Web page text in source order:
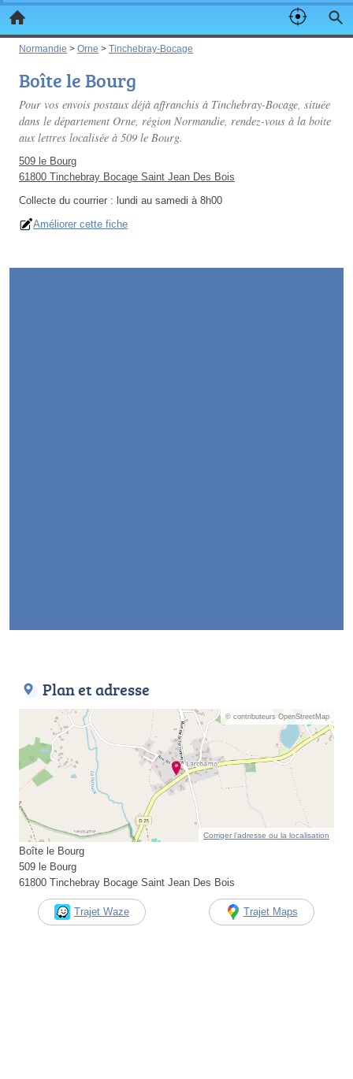
Normandie > Orne > Tinchebray-Bocage
Boîte le Bourg
Pour vos envois postaux déjà affranchis à Tinchebray-Bocage, située
dans le département Orne, région Normandie, rendez-vous à la boite
aux lettres localisée à 509 le Bourg.
509 le Bourg
61800 Tinchebray Bocage Saint Jean Des Bois
Collecte du courrier : lundi au samedi à 8h00
Améliorer cette fiche
Plan et adresse
© contributeurs OpenStreetMap
Corriger l’adresse ou la localisation
Boîte le Bourg
509 le Bourg
61800 Tinchebray Bocage Saint Jean Des Bois
Trajet Waze Trajet Maps